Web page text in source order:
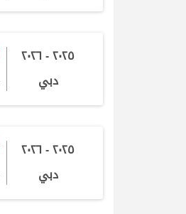
٢٠٢٥ - ٢٠٢٦
دبي
٢٠٢٥ - ٢٠٢٦
دبي